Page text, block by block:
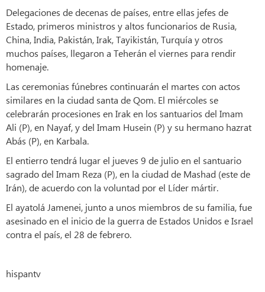
Delegaciones de decenas de países, entre ellas jefes de
Estado, primeros ministros y altos funcionarios de Rusia,
China, India, Pakistán, Irak, Tayikistán, Turquía y otros
muchos países, llegaron a Teherán el viernes para rendir
homenaje.
Las ceremonias fúnebres continuarán el martes con actos
similares en la ciudad santa de Qom. El miércoles se
celebrarán procesiones en Irak en los santuarios del Imam
Ali (P), en Nayaf, y del Imam Husein (P) y su hermano hazrat
Abás (P), en Karbala.
El entierro tendrá lugar el jueves 9 de julio en el santuario
sagrado del Imam Reza (P), en la ciudad de Mashad (este de
Irán), de acuerdo con la voluntad por el Líder mártir.
El ayatolá Jamenei, junto a unos miembros de su familia, fue
asesinado en el inicio de la guerra de Estados Unidos e Israel
contra el país, el 28 de febrero.
hispantv